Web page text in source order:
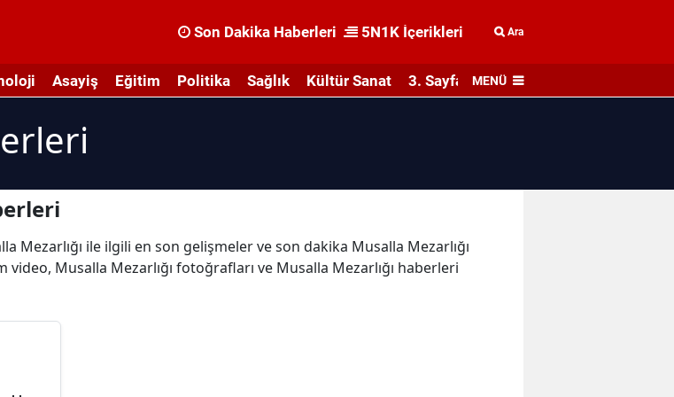
Son Dakika Haberleri 5N1K İçerikleri Ara
Asayiş Eğitim Politika Sağlık Kültür Sanat 3. Sayfa MENÜ
ile ilgili en son gelişmeler ve son dakika Musalla Mezarlığı
Musalla Mezarlığı fotoğrafları ve Musalla Mezarlığı haberleri